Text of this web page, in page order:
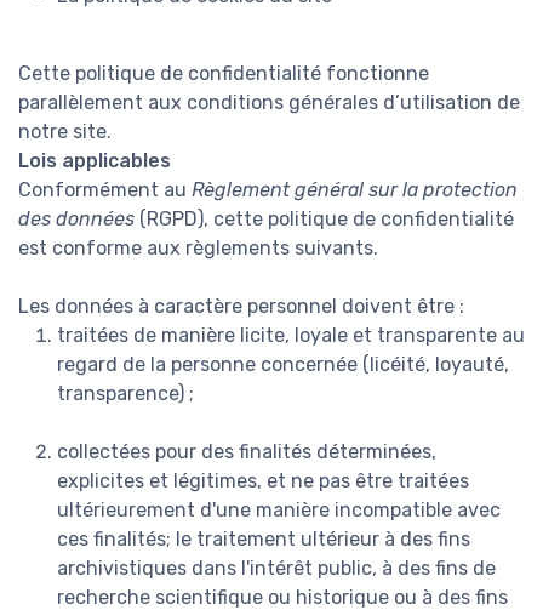
Cette politique de confidentialité fonctionne
parallèlement aux conditions générales d’utilisation de
notre site.
Lois applicables
Conformément au Règlement général sur la protection
des données (RGPD), cette politique de confidentialité
est conforme aux règlements suivants.
Les données à caractère personnel doivent être :
traitées de manière licite, loyale et transparente au
regard de la personne concernée (licéité, loyauté,
transparence) ;
collectées pour des finalités déterminées,
explicites et légitimes, et ne pas être traitées
ultérieurement d'une manière incompatible avec
ces finalités; le traitement ultérieur à des fins
archivistiques dans l'intérêt public, à des fins de
recherche scientifique ou historique ou à des fins